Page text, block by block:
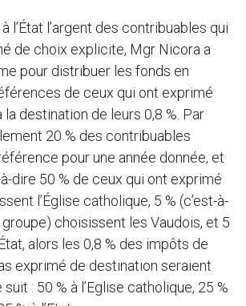
l’État l’argent des contribuables qui
de choix explicite, Mgr Nicora a
pour distribuer les fonds en
de ceux qui ont exprimé
la destination de leurs 0,8 %. Par
20 % des contribuables
pour une année donnée, et
à-dire 50 % de ceux qui ont exprimé
l’Église catholique, 5 % (c’est-à-
choisissent les Vaudois, et 5
alors les 0,8 % des impôts de
exprimé de destination seraient
: 50 % à l’Eglise catholique, 25 %